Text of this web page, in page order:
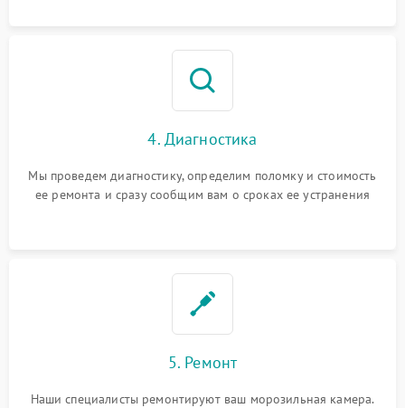
4. Диагностика
Мы проведем диагностику, определим поломку и стоимость
ее ремонта и сразу сообщим вам о сроках ее устранения
5. Ремонт
Наши специалисты ремонтируют ваш морозильная камера.